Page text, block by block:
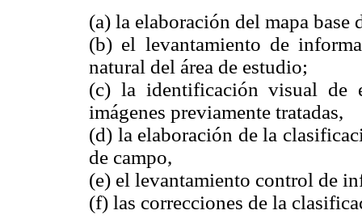
(a) la elaboración del mapa base
(b) el levantamiento de
natural del área de estudio;
(c) la identificación visual de
imágenes previamente tratadas,
(d) la elaboración de la
de campo,
(e) el levantamiento control de
(f) las correcciones de la